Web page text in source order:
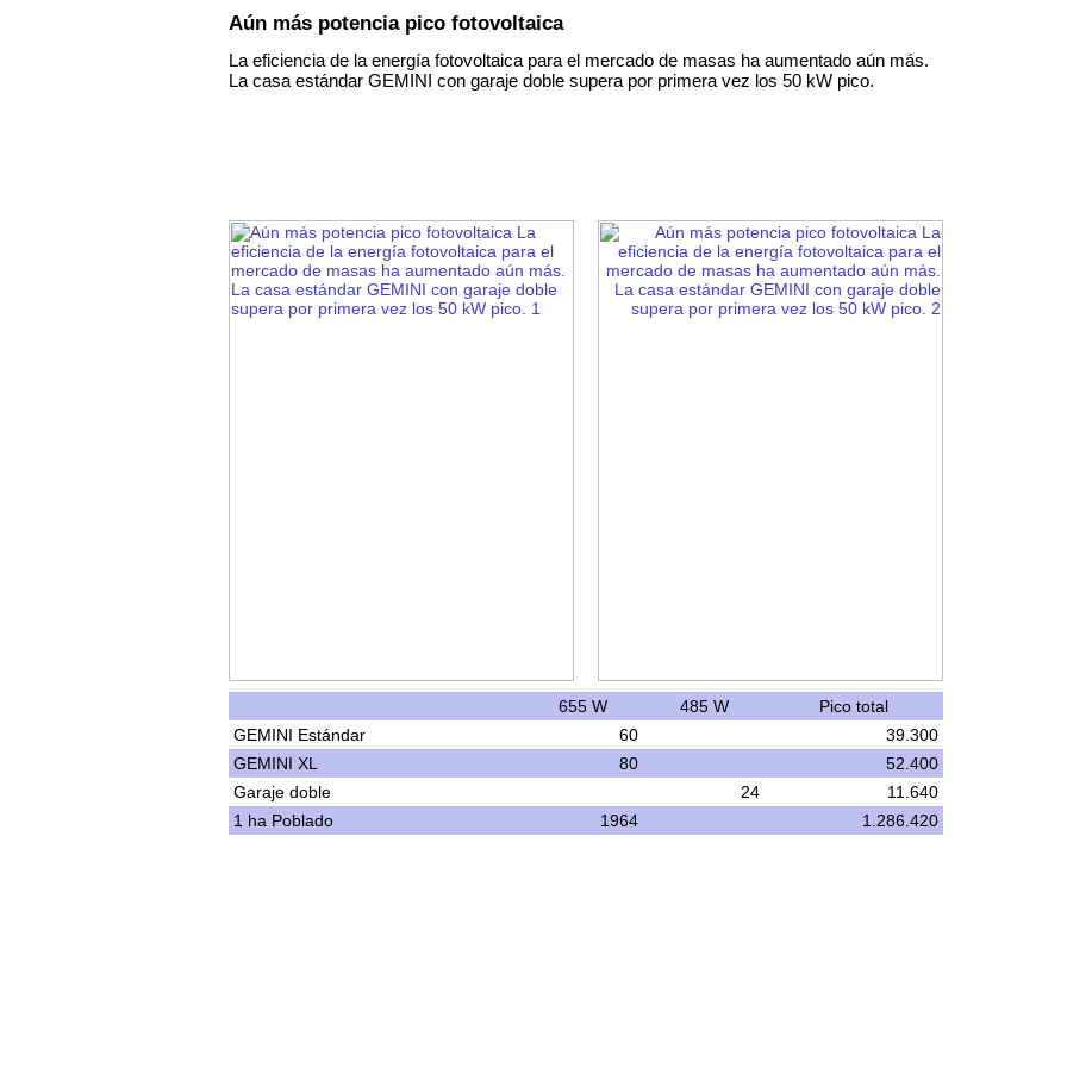
Aún más potencia pico fotovoltaica
La eficiencia de la energía fotovoltaica para el mercado de masas ha aumentado aún más.
La casa estándar GEMINI con garaje doble supera por primera vez los 50 kW pico.
655 W 485 W
Pico total
GEMINI Estándar
60
39.300
GEMINI XL
80
52.400
Garaje doble
24
11.640
1 ha Poblado
1964 1.286.420